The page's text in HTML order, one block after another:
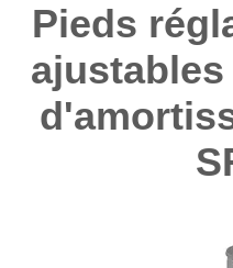
Pieds